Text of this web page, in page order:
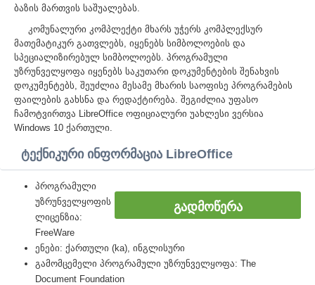
ბაზის მართვის საშუალებას.
კომუნალური კომპლექტი მხარს უჭერს კომპლექსურ
მათემატიკურ გათვლებს, იყენებს სიმბოლოების და
სპეციალიზირებულ სიმბოლოებს. პროგრამული
უზრუნველყოფა იყენებს საკუთარი დოკუმენტების შენახვის
დოკუმენტებს, შეუძლია მესამე მხარის საოფისე პროგრამების
ფაილების გახსნა და რედაქტირება. შეგიძლია უფასო
ჩამოტვირთვა LibreOffice ოფიციალური უახლესი ვერსია
Windows 10 ქართული.
ტექნიკური ინფორმაცია LibreOffice
ᲒᲐᲓᲛᲝᲬᲔᲠᲐ
პროგრამული
უზრუნველყოფის
ლიცენზია:
FreeWare
ენები: ქართული (ka), ინგლისური
გამომცემელი პროგრამული უზრუნველყოფა: The
Document Foundation